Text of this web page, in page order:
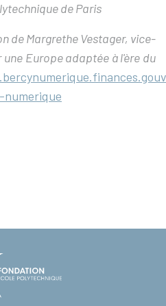
de Paris
de Margrethe Vestager, vice-
Europe adaptée à l'ère du